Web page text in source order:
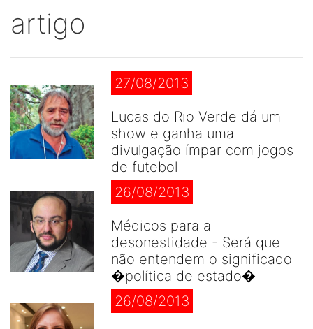
artigo
27/08/2013
Lucas do Rio Verde dá um
show e ganha uma
divulgação ímpar com jogos
de futebol
26/08/2013
Médicos para a
desonestidade - Será que
não entendem o significado
�política de estado�
26/08/2013